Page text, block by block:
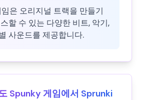
은 오리지널 트랙을 만들기
할 수 있는 다양한 비트, 악기,
사운드를 제공합니다.
Spunky 게임에서 Sprunki